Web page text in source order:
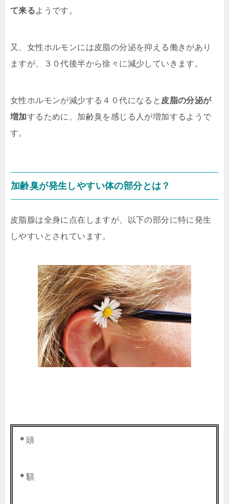
て来るようです。
又、女性ホルモンには皮脂の分泌を抑える働きがあり
ますが、３０代後半から徐々に減少していきます。
女性ホルモンが減少する４０代になると 皮脂の分泌が
増加するために、加齢臭を感じる人が増加するようで
す。
加齢臭が発生しやすい体の部分とは？
皮脂腺は全身に点在しますが、以下の部分に特に発生
しやすいとされています。
＊頭
＊額